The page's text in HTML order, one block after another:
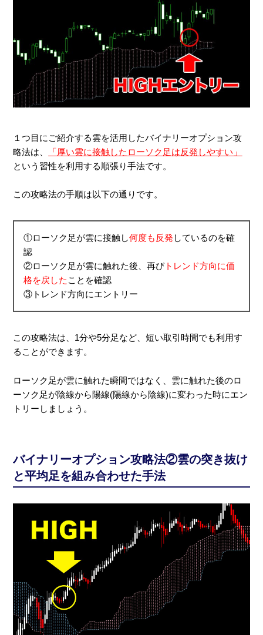
１つ目にご紹介する雲を活用したバイナリーオプション攻
略法は、
「厚い雲に接触したローソク足は反発しやすい」
という習性を利用する順張り手法です。
この攻略法の手順は以下の通りです。
①ローソク足が雲に接触し何度も反発 しているのを確
認
②ローソク足が雲に触れた後、再びトレンド方向に価
格を戻した ことを確認
③トレンド方向にエントリー
この攻略法は、1分や5分足など、短い取引時間でも利用す
ることができます。
ローソク足が雲に触れた瞬間ではなく、雲に触れた後のロ
ーソク足が陰線から陽線(陽線から陰線)に変わった時にエン
トリーしましょう。
バイナリーオプション攻略法②雲の突き抜け
と平均足を組み合わせた手法